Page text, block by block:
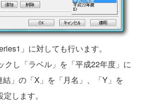
」に対しても行います。
クし「ラベル」を「平成22年度」に
」の「X」を「月名」、「Y」を
します。